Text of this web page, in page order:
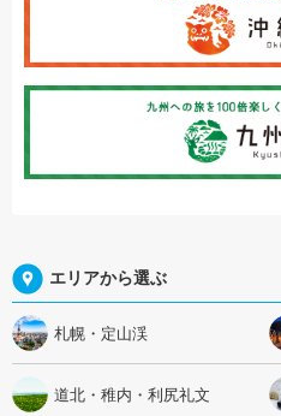
エリアから選ぶ
札幌・定山渓
道北・稚内・利尻礼文